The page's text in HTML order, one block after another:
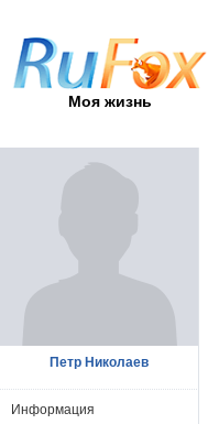
Моя жизнь
Петр Николаев
Информация